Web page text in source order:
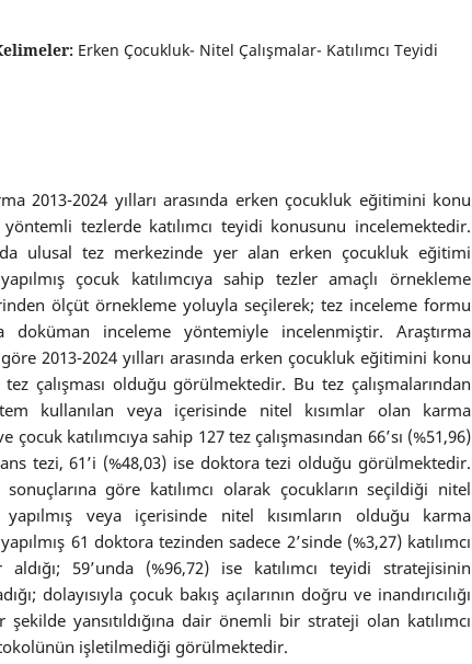
Erken Çocukluk- Nitel Çalışmalar- Katılımcı Teyidi
2013-2024 yılları arasında erken çocukluk eğitimini konu
tezlerde katılımcı teyidi konusunu incelemektedir.
ulusal tez merkezinde yer alan erken çocukluk eğitimi
çocuk katılımcıya sahip tezler amaçlı örnekleme
ölçüt örnekleme yoluyla seçilerek; tez inceleme formu
doküman inceleme yöntemiyle incelenmiştir. Araştırma
2013-2024 yılları arasında erken çocukluk eğitimini konu
çalışması olduğu görülmektedir. Bu tez çalışmalarından
kullanılan veya içerisinde nitel kısımlar olan karma
çocuk katılımcıya sahip 127 tez çalışmasından 66’sı (%51,96)
tezi, 61’i (%48,03) ise doktora tezi olduğu görülmektedir.
sonuçlarına göre katılımcı olarak çocukların seçildiği nitel
veya içerisinde nitel kısımların olduğu karma
61 doktora tezinden sadece 2’sinde (%3,27) katılımcı
59’unda (%96,72) ise katılımcı teyidi stratejisinin
dolayısıyla çocuk bakış açılarının doğru ve inandırıcılığı
şekilde yansıtıldığına dair önemli bir strateji olan katılımcı
işletilmediği görülmektedir.